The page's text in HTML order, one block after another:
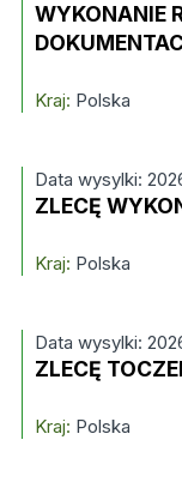
WYKONANIE
Kraj: Polska
Data wysylki:
ZLECĘ
Kraj: Polska
Data wysylki:
ZLECĘ
Kraj: Polska